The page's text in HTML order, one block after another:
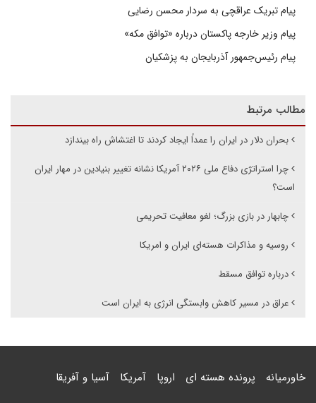
پیام تبریک عراقچی به سردار محسن رضایی
پیام وزیر خارجه پاکستان درباره «توافق مکه»
پیام رئیس‌جمهور آذربایجان به پزشکیان
مطالب مرتبط
بحران دلار در ایران را عمداً ایجاد کردند تا اغتشاش راه بیندازد
چرا استراتژی دفاع ملی ۲۰۲۶ آمریکا نشانه تغییر بنیادین در مهار ایران
است؟
چابهار در بازی بزرگ؛ لغو معافیت تحریمی
روسیه و مذاکرات هسته‌ای ایران و امریکا
درباره توافق مسقط
عراق در مسیر کاهش وابستگی انرژی به ایران است
خاورمیانه پرونده هسته ای اروپا آمریکا آسیا و آفریقا